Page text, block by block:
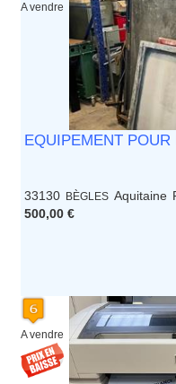
A vendre
EQUIPEMENT
33130 BÈGLES Aquitaine
500,00 €
A vendre